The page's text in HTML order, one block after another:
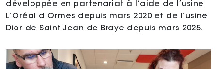
développée en partenariat à l’aide de l’usine
L’Oréal d’Ormes depuis mars 2020 et de l’usine
Dior de Saint-Jean de Braye depuis mars 2025.